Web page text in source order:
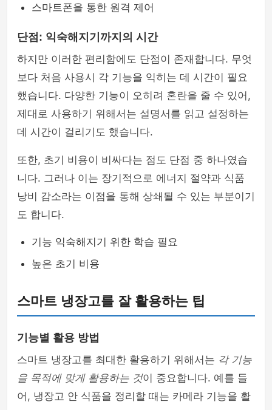
스마트폰을 통한 원격 제어
단점: 익숙해지기까지의 시간
하지만 이러한 편리함에도 단점이 존재합니다. 무엇
보다 처음 사용시 각 기능을 익히는 데 시간이 필요
했습니다. 다양한 기능이 오히려 혼란을 줄 수 있어,
제대로 사용하기 위해서는 설명서를 읽고 설정하는
데 시간이 걸리기도 했습니다.
또한, 초기 비용이 비싸다는 점도 단점 중 하나였습
니다. 그러나 이는 장기적으로 에너지 절약과 식품
낭비 감소라는 이점을 통해 상쇄될 수 있는 부분이기
도 합니다.
기능 익숙해지기 위한 학습 필요
높은 초기 비용
스마트 냉장고를 잘 활용하는 팁
기능별 활용 방법
스마트 냉장고를 최대한 활용하기 위해서는 각 기능
을 목적에 맞게 활용하는 것이 중요합니다. 예를 들
어, 냉장고 안 식품을 정리할 때는 카메라 기능을 활